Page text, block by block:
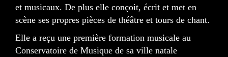
et musicaux. De plus elle conçoit, écrit et met en
scène ses propres pièces de théâtre et tours de chant.
Elle a reçu une première formation musicale au
Conservatoire de Musique de sa ville natale